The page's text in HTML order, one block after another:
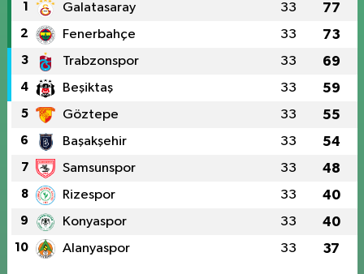
1 Galatasaray 33 77
2 Fenerbahçe 33 73
3 Trabzonspor 33 69
4 Beşiktaş 33 59
5 Göztepe 33 55
6 Başakşehir 33 54
7 Samsunspor 33 48
8 Rizespor 33 40
9 Konyaspor 33 40
10 Alanyaspor 33 37